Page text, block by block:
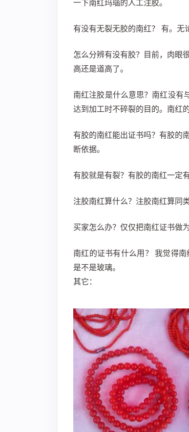
一下南红玛瑙的人工注胶。
有没有无裂无胶的南红？ 有。无
怎么分辨有没有胶？目前，肉眼
高还是道高了。
南红注胶是什么意思？南红没有
达到加工时不碎裂的目的。南红
有胶的南红能出证书吗？有胶的
断依据。
有胶就是有裂？有胶的南红一定
注胶南红算什么？注胶南红算同
买家怎么办？仅仅把南红证书做
南红的证书有什么用？ 我觉得
是不是玻璃。
其它：